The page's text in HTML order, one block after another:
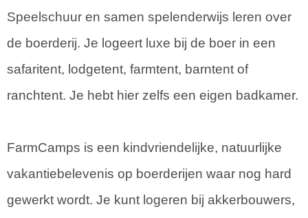
Speelschuur en samen spelenderwijs leren over
de boerderij. Je logeert luxe bij de boer in een
safaritent, lodgetent, farmtent, barntent of
ranchtent. Je hebt hier zelfs een eigen badkamer.
FarmCamps is een kindvriendelijke, natuurlijke
vakantiebelevenis op boerderijen waar nog hard
gewerkt wordt. Je kunt logeren bij akkerbouwers,